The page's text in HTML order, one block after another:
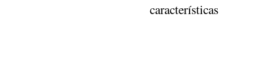
características